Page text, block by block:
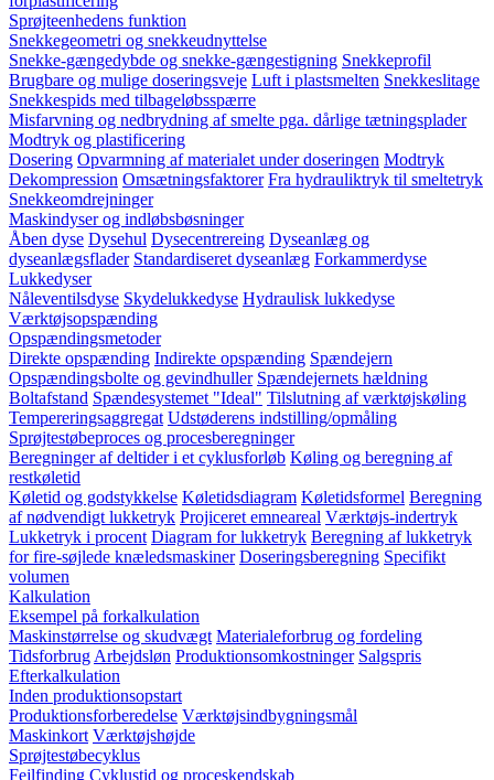
Sprøjteenhedens funktion
Snekkegeometri og snekkeudnyttelse
Snekke-gængedybde og snekke-gængestigning Snekkeprofil
Brugbare og mulige doseringsveje Luft i plastsmelten Snekkeslitage
Snekkespids med tilbageløbsspærre
Misfarvning og nedbrydning af smelte pga. dårlige tætningsplader
Modtryk og plastificering
Dosering Opvarmning af materialet under doseringen Modtryk
Dekompression Omsætningsfaktorer Fra hydrauliktryk til smeltetryk
Snekkeomdrejninger
Maskindyser og indløbsbøsninger
Åben dyse Dysehul Dysecentrereing Dyseanlæg og
dyseanlægsflader Standardiseret dyseanlæg Forkammerdyse
Lukkedyser
Nåleventilsdyse Skydelukkedyse Hydraulisk lukkedyse
Værktøjsopspænding
Opspændingsmetoder
Direkte opspænding Indirekte opspænding Spændejern
Opspændingsbolte og gevindhuller Spændejernets hældning
Boltafstand Spændesystemet "Ideal" Tilslutning af værktøjskøling
Tempereringsaggregat Udstøderens indstilling/opmåling
Sprøjtestøbeproces og procesberegninger
Beregninger af deltider i et cyklusforløb Køling og beregning af
restkøletid
Køletid og godstykkelse Køletidsdiagram Køletidsformel Beregning
af nødvendigt lukketryk Projiceret emneareal Værktøjs-indertryk
Lukketryk i procent Diagram for lukketryk Beregning af lukketryk
for fire-søjlede knæledsmaskiner Doseringsberegning Specifikt
volumen
Kalkulation
Eksempel på forkalkulation
Maskinstørrelse og skudvægt Materialeforbrug og fordeling
Tidsforbrug Arbejdsløn Produktionsomkostninger Salgspris
Efterkalkulation
Inden produktionsopstart
Produktionsforberedelse Værktøjsindbygningsmål
Maskinkort Værktøjshøjde
Sprøjtestøbecyklus
Fejlfinding Cyklustid og proceskendskab